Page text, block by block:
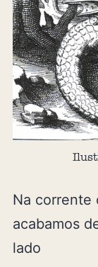
Na corrente
acabamos
lado